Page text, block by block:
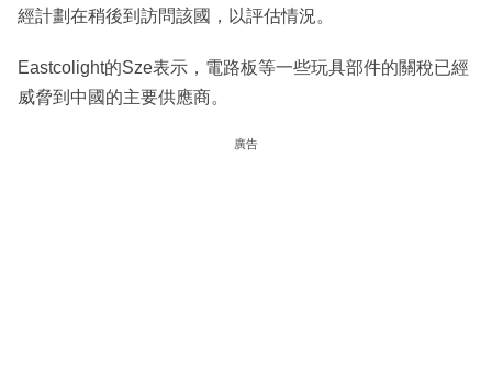
經計劃在稍後到訪問該國，以評估情況。
Eastcolight的Sze表示，電路板等一些玩具部件的關稅已經
威脅到中國的主要供應商。
廣告